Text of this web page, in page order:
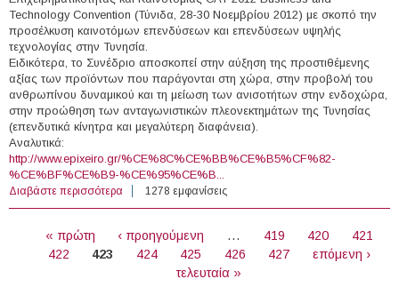
Technology Convention (Τύνιδα, 28-30 Νοεμβρίου 2012) με σκοπό την
προσέλκυση καινοτόμων επενδύσεων και επενδύσεων υψηλής
τεχνολογίας στην Τυνησία.
Ειδικότερα, το Συνέδριο αποσκοπεί στην αύξηση της προστιθέμενης
αξίας των προϊόντων που παράγονται στη χώρα, στην προβολή του
ανθρωπίνου δυναμικού και τη μείωση των ανισοτήτων στην ενδοχώρα,
στην προώθηση των ανταγωνιστικών πλεονεκτημάτων της Τυνησίας
(επενδυτικά κίνητρα και μεγαλύτερη διαφάνεια).
Αναλυτικά:
http://www.epixeiro.gr/%CE%8C%CE%BB%CE%B5%CF%82-
%CE%BF%CE%B9-%CE%95%CE%B...
Διαβάστε περισσότερα για 28-30/11/2012 - Διεθνές Συνέδριο
επιχειρηματικότητας και καινοτομίας CAT 2012
1278 εμφανίσεις
« πρώτη ‹ προηγούμενη … 419 420
421
422
423 424 425 426 427
επόμενη ›
τελευταία »